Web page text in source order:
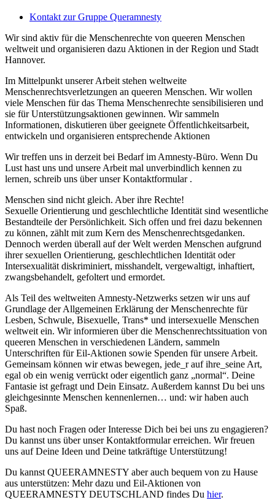
Kontakt zur Gruppe Queramnesty
Wir sind aktiv für die Menschenrechte von queeren Menschen
weltweit und organisieren dazu Aktionen in der Region und Stadt
Hannover.
Im Mittelpunkt unserer Arbeit stehen weltweite
Menschenrechtsverletzungen an queeren Menschen. Wir wollen
viele Menschen für das Thema Menschenrechte sensibilisieren und
sie für Unterstützungsaktionen gewinnen. Wir sammeln
Informationen, diskutieren über geeignete Öffentlichkeitsarbeit,
entwickeln und organisieren entsprechende Aktionen
Wir treffen uns in derzeit bei Bedarf im Amnesty-Büro. Wenn Du
Lust hast uns und unsere Arbeit mal unverbindlich kennen zu
lernen, schreib uns über unser Kontaktformular .
Menschen sind nicht gleich. Aber ihre Rechte!
Sexuelle Orientierung und geschlechtliche Identität sind wesentliche
Bestandteile der Persönlichkeit. Sich offen und frei dazu bekennen
zu können, zählt mit zum Kern des Menschenrechtsgedanken.
Dennoch werden überall auf der Welt werden Menschen aufgrund
ihrer sexuellen Orientierung, geschlechtlichen Identität oder
Intersexualität diskriminiert, misshandelt, vergewaltigt, inhaftiert,
zwangsbehandelt, gefoltert und ermordet.
Als Teil des weltweiten Amnesty-Netzwerks setzen wir uns auf
Grundlage der Allgemeinen Erklärung der Menschenrechte für
Lesben, Schwule, Bisexuelle, Trans* und intersexuelle Menschen
weltweit ein. Wir informieren über die Menschenrechtssituation von
queeren Menschen in verschiedenen Ländern, sammeln
Unterschriften für Eil-Aktionen sowie Spenden für unsere Arbeit.
Gemeinsam können wir etwas bewegen, jede_r auf ihre_seine Art,
egal ob ein wenig verrückt oder eigentlich ganz „normal“. Deine
Fantasie ist gefragt und Dein Einsatz. Außerdem kannst Du bei uns
gleichgesinnte Menschen kennenlernen… und: wir haben auch
Spaß.
Du hast noch Fragen oder Interesse Dich bei bei uns zu engagieren?
Du kannst uns über unser Kontaktformular erreichen. Wir freuen
uns auf Deine Ideen und Deine tatkräftige Unterstützung!
Du kannst QUEERAMNESTY aber auch bequem von zu Hause
aus unterstützen: Mehr dazu und Eil-Aktionen von
QUEERAMNESTY DEUTSCHLAND findes Du hier.